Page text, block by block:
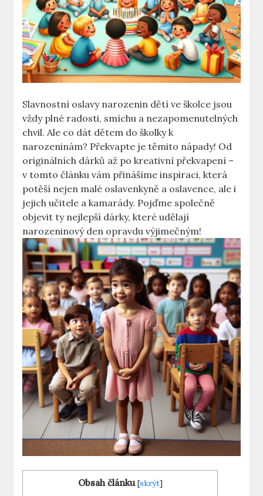
Slavnostní oslavy narozenin dětí ve ⁢školce jsou
vždy plné radosti, smíchu a nezapomenutelných
chvil. ‌Ale ⁤co dát dětem do⁣ školky k
narozeninám? Překvapte je těmito nápady! Od
originálních dárků až po kreativní překvapení –
v tomto článku vám⁣ přinášíme inspiraci, která
potěší nejen malé oslavenkyně a oslavence, ale i
jejich učitele a kamarády. Pojďme společně
objevit ty nejlepší dárky, které udělají
narozeninový den opravdu výjimečným!
Obsah článku [skrýt]